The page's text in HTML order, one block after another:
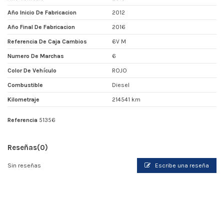
Año Inicio De Fabricacion 2012
Año Final De Fabricacion 2016
Referencia De Caja Cambios 6V M
Numero De Marchas 6
Color De Vehículo ROJO
Combustible Diesel
Kilometraje 214541 km
Referencia 51356
Reseñas(0)
Sin reseñas Escribe una reseña